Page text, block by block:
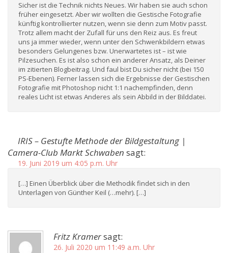
Sicher ist die Technik nichts Neues. Wir haben sie auch schon
früher eingesetzt. Aber wir wollten die Gestische Fotografie
künftig kontrollierter nutzen, wenn sie denn zum Motiv passt.
Trotz allem macht der Zufall für uns den Reiz aus. Es freut
uns ja immer wieder, wenn unter den Schwenkbildern etwas
besonders Gelungenes bzw. Unerwartetes ist – ist wie
Pilzesuchen. Es ist also schon ein anderer Ansatz, als Deiner
im zitierten Blogbeitrag. Und faul bist Du sicher nicht (bei 150
PS-Ebenen). Ferner lassen sich die Ergebnisse der Gestischen
Fotografie mit Photoshop nicht 1:1 nachempfinden, denn
reales Licht ist etwas Anderes als sein Abbild in der Bilddatei.
IRIS – Gestufte Methode der Bildgestaltung |
Camera-Club Markt Schwaben sagt:
19. Juni 2019 um 4:05 p.m. Uhr
[…] Einen Überblick über die Methodik findet sich in den
Unterlagen von Günther Keil (…mehr). […]
Fritz Kramersagt:
26. Juli 2020 um 11:49 a.m. Uhr